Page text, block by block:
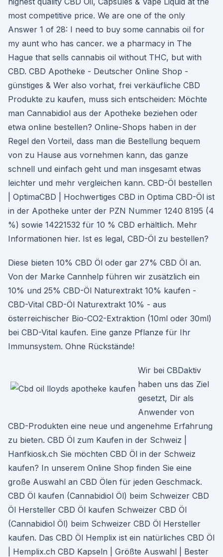
most competitive price. We are one of the only
Answer 1 of 28: I need to buy some cannabis oil for
my aunt who has cancer. we a pharmacy in The
Hague that sells cannabis oil without THC, but with
CBD. CBD Apotheke - Deutscher Online Shop -
günstiges & Wer also vorhat, frei verkäufliche CBD
Produkte zu kaufen, muss sich entscheiden: Möchte
man Cannabidiol aus der Apotheke beziehen oder
etwa online bestellen? Online-Shops haben in der
Regel den Vorteil, dass man die Bestellung bequem
von zu Hause aus vornehmen kann, das ganze
schnell und einfach geht und man insgesamt etwas
leichter und mehr vergleichen kann. CBD-Öl bestellen
| OptimaCBD | Hochwertiges CBD in Optima CBD-Öl ist
in der Apotheke unter der PZN Nummer 1240 8195 (4
%) sowie 14221532 für 10 % CBD erhältlich. Mehr
Informationen hier. Ist es legal, CBD-Öl zu bestellen?
Diese bieten 10% CBD Öl oder gar 27% CBD Öl an.
Von der Marke Cannhelp führen wir zusätzlich ein
10% und 25% CBD-Öl Naturextrakt 10% kaufen -
CBD-Vital CBD-Öl Naturextrakt 10% - aus
österreichischer Bio-CO2-Extraktion (10ml oder 30ml)
bei CBD-Vital kaufen. Eine ganze Pflanze für Ihr
Immunsystem. Ohne Rückstände!
Wir bei CBDaktiv
haben uns das Ziel
gesetzt, Dir als
Anwender von
CBD-Produkten eine neue und angenehme Erfahrung
zu bieten. CBD Öl zum Kaufen in der Schweiz |
Hanfkiosk.ch Sie möchten CBD Öl in der Schweiz
kaufen? In unserem Online Shop finden Sie eine
große Auswahl an CBD Ölen für jeden Geschmack.
CBD Öl kaufen (Cannabidiol Öl) beim Schweizer CBD
Öl Hersteller CBD Öl kaufen Schweizer CBD Öl
(Cannabidiol Öl) beim Schweizer CBD Öl Hersteller
kaufen. Das CBD Öl Hemplix ist ein natürliches CBD Öl
| Hemplix.ch CBD Kapseln | Größte Auswahl | Bester